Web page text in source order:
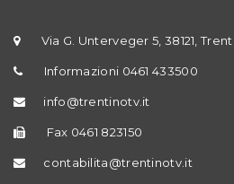
Via G. Unterveger 5, 38121,
Informazioni 0461 433500
info@trentinotv.it
Fax 0461 823150
contabilita@trentinotv.it